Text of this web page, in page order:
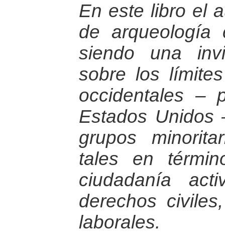
En este libro el
de arqueología
siendo una
sobre los
occidentales –
Estados
grupos
tales en
ciudadanía
derechos
laborales.